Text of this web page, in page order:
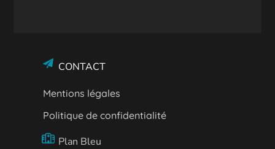
CONTACT
Mentions légales
Politique de confidentialité
Plan Bleu